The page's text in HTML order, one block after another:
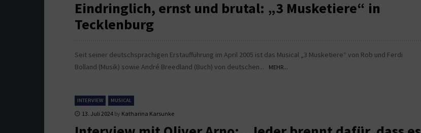
Eindringlich, ernst und brutal: „3 Musketiere“ in
Tecklenburg
Seit seiner deutschsprachigen Erstaufführung im April 2005 ist das Musical „3 Musketiere“ von Rob und Ferdi
Bolland (Musik) sowie André Breedland (Buch) von deutschen...
MEHR...
INTERVIEW MUSICAL
13. Juli 2024 by Katharina Karsunke